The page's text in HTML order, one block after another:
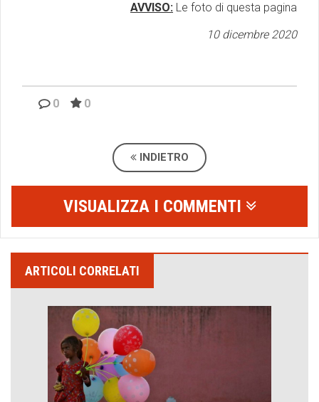
AVVISO: Le foto di questa pagina
10 dicembre 2020
0 0
INDIETRO
VISUALIZZA I COMMENTI
ARTICOLI CORRELATI